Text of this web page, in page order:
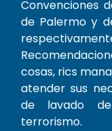
Convenciones
de Palermo y
cosas, rics
atender sus
de lavado
terrorismo.